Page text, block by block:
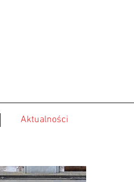
Aktualności